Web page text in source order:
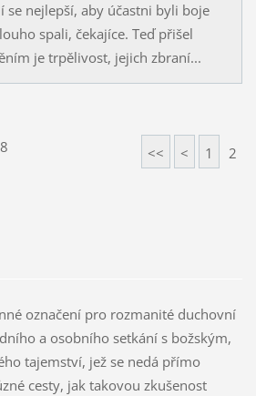
se nejlepší, aby účastni byli boje
spali, čekajíce. Teď přišel
je trpělivost, jejich zbraní...
<< < 1 2
označení pro rozmanité duchovní
a osobního setkání s božským,
tajemství, jež se nedá přímo
cesty, jak takovou zkušenost